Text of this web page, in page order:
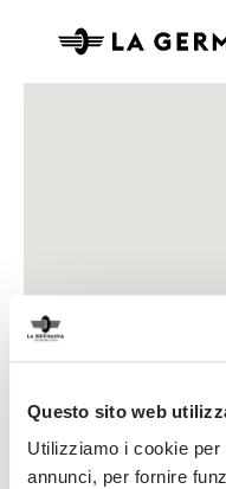
Questo sito web
Utilizziamo i cookie
annunci, per fornire